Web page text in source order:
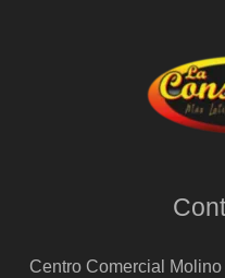
Centro Comercial